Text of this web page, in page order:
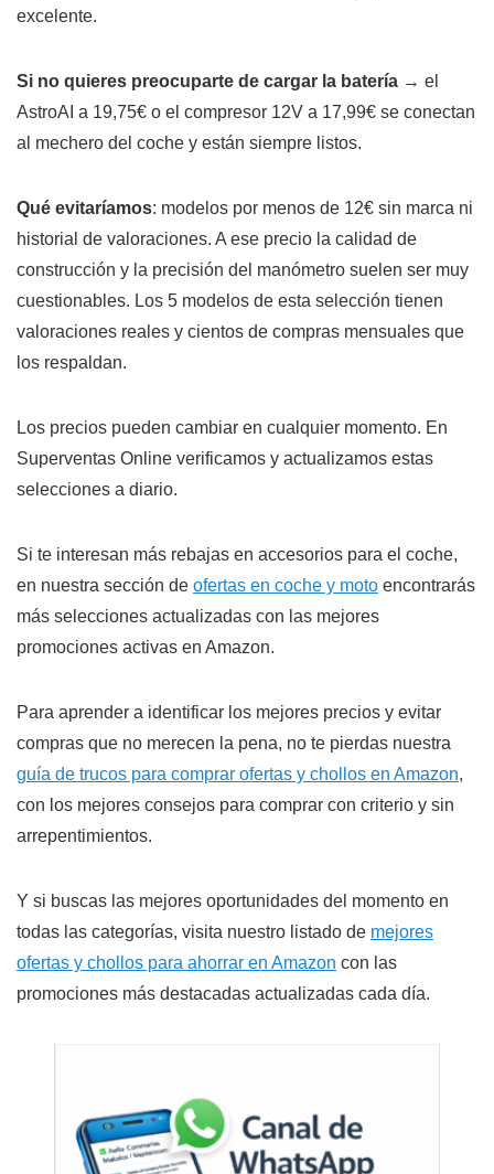
excelente.
Si no quieres preocuparte de cargar la batería → el
AstroAI a 19,75€ o el compresor 12V a 17,99€ se conectan
al mechero del coche y están siempre listos.
Qué evitaríamos: modelos por menos de 12€ sin marca ni
historial de valoraciones. A ese precio la calidad de
construcción y la precisión del manómetro suelen ser muy
cuestionables. Los 5 modelos de esta selección tienen
valoraciones reales y cientos de compras mensuales que
los respaldan.
Los precios pueden cambiar en cualquier momento. En
Superventas Online verificamos y actualizamos estas
selecciones a diario.
Si te interesan más rebajas en accesorios para el coche,
en nuestra sección de ofertas en coche y moto encontrarás
más selecciones actualizadas con las mejores
promociones activas en Amazon.
Para aprender a identificar los mejores precios y evitar
compras que no merecen la pena, no te pierdas nuestra
guía de trucos para comprar ofertas y chollos en Amazon,
con los mejores consejos para comprar con criterio y sin
arrepentimientos.
Y si buscas las mejores oportunidades del momento en
todas las categorías, visita nuestro listado de mejores
ofertas y chollos para ahorrar en Amazon con las
promociones más destacadas actualizadas cada día.